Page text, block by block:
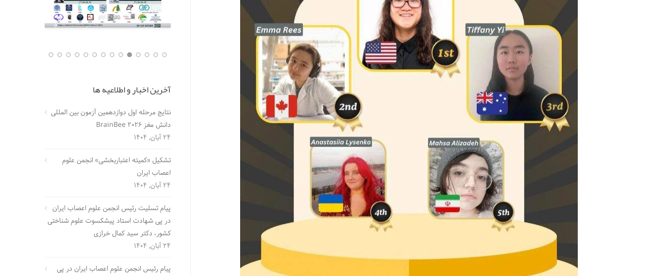
آخرین اخبار و اطلاعیه ها
نتایج مرحله اول دوازدهمین آزمون بین المللی
دانش مغز BrainBee 2026
24 آبان, 1404
تشکیل «کمیته اعتباربخشی» انجمن علوم
اعصاب ایران
24 آبان, 1404
پیام تسلیت رئیس انجمن علوم اعصاب ایران
در پی شهادت استاد پیشکسوت علوم شناختی
کشور، دکتر سید کمال خرازی
24 آبان, 1404
پیام رئیس انجمن علوم اعصاب ایران در پی